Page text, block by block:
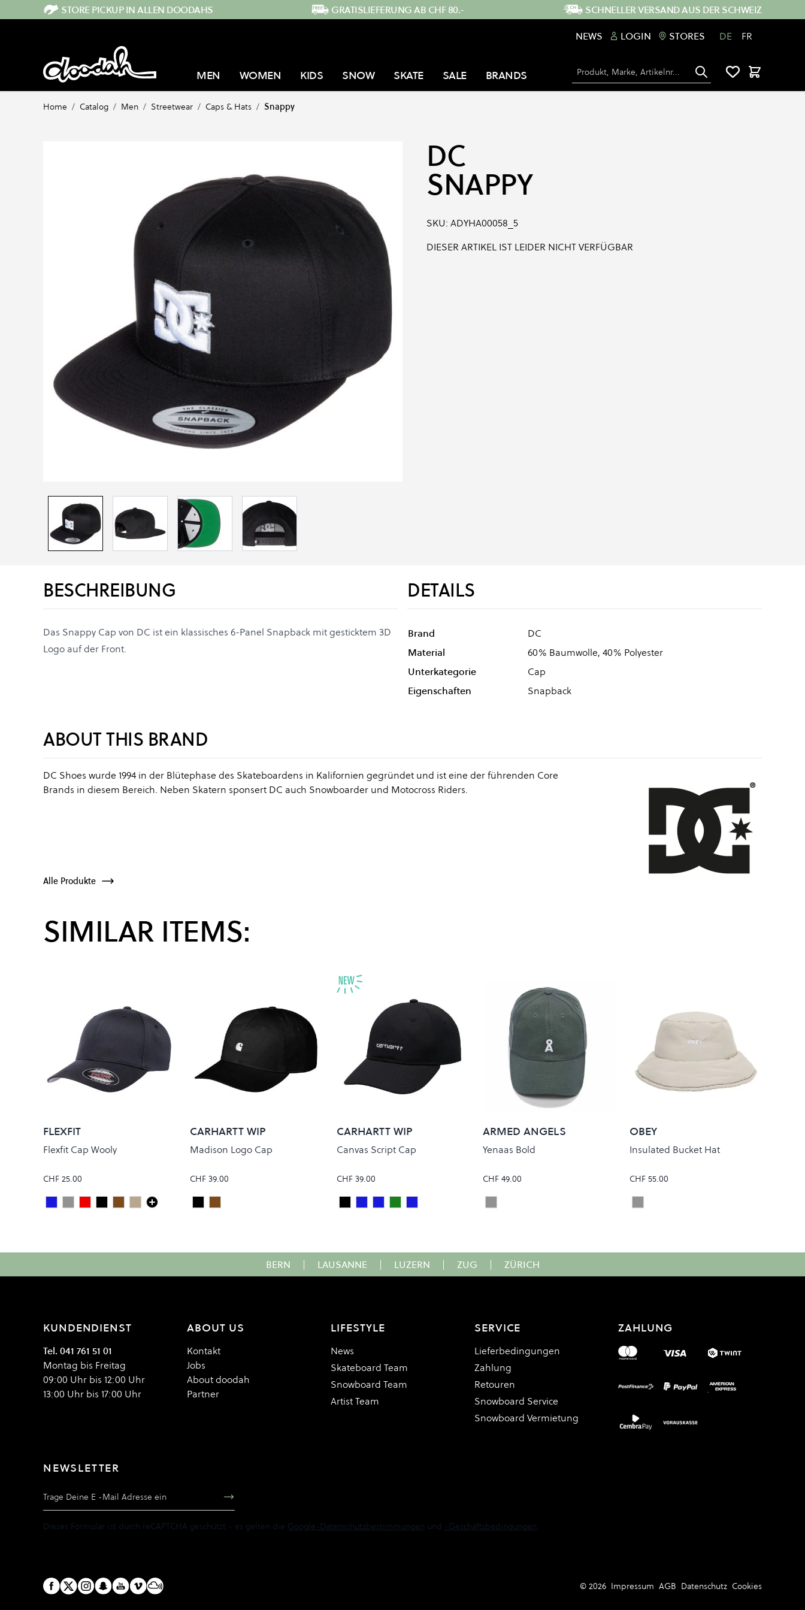
Direkt zum InhaltSTORE PICKUP IN ALLEN DOODAHS GRATISLIEFERUNG AB CHF 80.-
SCHNELLER VERSAND AUS DER SCHWEIZ
NEWS
LOGIN STORES DE FR
MEN WOMEN KIDS SNOW SKATE SALE BRANDS Suche Warenkorb
Home / Catalog / Men / Streetwear / Caps & Hats / Snappy
DC
SNAPPY
SKU: ADYHA00058_5
DIESER ARTIKEL IST LEIDER NICHT VERFÜGBAR
BESCHREIBUNG
Das Snappy Cap von DC ist ein klassisches 6-Panel Snapback mit gesticktem 3D
Logo auf der Front.
DETAILS
Brand
DC
Material
60% Baumwolle, 40% Polyester
Unterkategorie
Cap
Eigenschaften
Snapback
ABOUT THIS BRAND
DC Shoes wurde 1994 in der Blütephase des Skateboardens in Kalifornien gegründet und ist eine der führenden Core
Brands in diesem Bereich. Neben Skatern sponsert DC auch Snowboarder und Motocross Riders.
Alle Produkte
SIMILAR ITEMS:
FLEXFIT
Flexfit Cap Wooly
CHF 25.00
Colour
Dark Navy
GreyMaroon
BlackBrownKhaki
CARHARTT WIP
Madison Logo Cap
CHF 39.00
Colour
Black/White
PALISANDER/WAX
CARHARTT WIP
Canvas Script Cap
CHF 39.00
Colour
Black/White
JUPITER/WHITE
DEEP NIGHT/GENTLE GREEN
LEAF/TOURMALINE
DARK NAVY/DARK SCARAB
ARMED ANGELS
Yenaas Bold
CHF 49.00
Colour
SPACE STEEL
OBEY
Insulated Bucket Hat
CHF 55.00
Colour
Silver Grey
BERN | LAUSANNE | LUZERN | ZUG | ZÜRICH
KUNDENDIENST
Tel. 041 761 51 01
Montag bis Freitag
09:00 Uhr bis 12:00 Uhr
13:00 Uhr bis 17:00 Uhr
ABOUT US
Kontakt
Jobs
About doodah
Partner
LIFESTYLE
News
Skateboard Team
Snowboard Team
Artist Team
SERVICE
Lieferbedingungen
Zahlung
Retouren
Snowboard Service
Snowboard Vermietung
ZAHLUNG
NEWSLETTER
Dieses Formular ist durch reCAPTCHA geschützt - es gelten die Google-Datenschutzbestimmungen und -Geschäftsbedingungen.
© 2026 Impressum AGB Datenschutz Cookies